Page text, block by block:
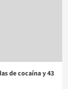
de cocaína y 43